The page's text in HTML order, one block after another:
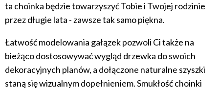
ta choinka będzie towarzyszyć Tobie i Twojej rodzinie
przez długie lata - zawsze tak samo piękna.
Łatwość modelowania gałązek pozwoli Ci także na
bieżąco dostosowywać wygląd drzewka do swoich
dekoracyjnych planów, a dołączone naturalne szyszki
staną się wizualnym dopełnieniem. Smukłość choinki